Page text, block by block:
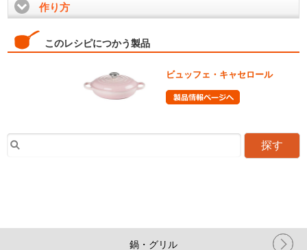
作り方
このレシピにつかう製品
ビュッフェ・キャセロール
探す
鍋・グリル